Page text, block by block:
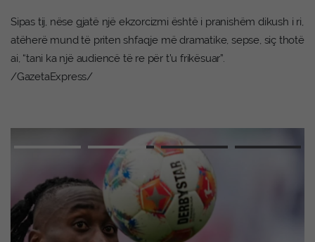
Sipas tij, nëse gjatë një ekzorcizmi është i pranishëm dikush i ri,
atëherë mund të priten shfaqje më dramatike, sepse, siç thotë
ai, “tani ka një audiencë të re për t’u frikësuar”.
/GazetaExpress/
Advertisement